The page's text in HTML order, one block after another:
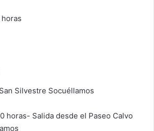
Silvestre Socuéllamos
horas- Salida desde el Paseo Calvo